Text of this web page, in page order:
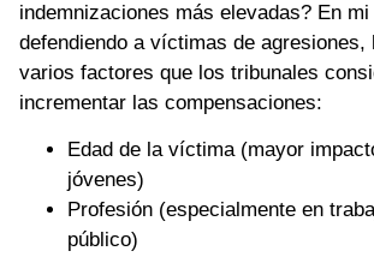
indemnizaciones más elevadas? En
defendiendo a víctimas de agresiones,
varios factores que los tribunales
incrementar las compensaciones:
Edad de la víctima (mayor
jóvenes)
Profesión (especialmente en
público)